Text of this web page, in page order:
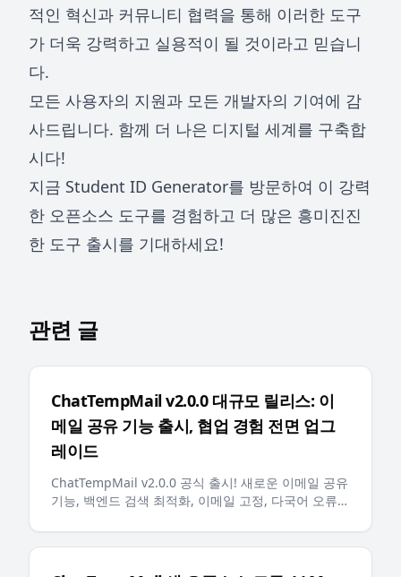
적인 혁신과 커뮤니티 협력을 통해 이러한 도구
가 더욱 강력하고 실용적이 될 것이라고 믿습니
다.
모든 사용자의 지원과 모든 개발자의 기여에 감
사드립니다. 함께 더 나은 디지털 세계를 구축합
시다!
지금 Student ID Generator를 방문하여 이 강력
한 오픈소스 도구를 경험하고 더 많은 흥미진진
한 도구 출시를 기대하세요!
관련 글
ChatTempMail v2.0.0 대규모 릴리스: 이
메일 공유 기능 출시, 협업 경험 전면 업그
레이드
ChatTempMail v2.0.0 공식 출시! 새로운 이메일 공유
기능, 백엔드 검색 최적화, 이메일 고정, 다국어 오류
자에게 더 스마트하고 편리한 임시 이메일 경험 제공